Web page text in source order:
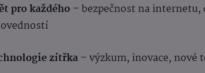
pro každého– bezpečnost na
zítřka– výzkum, inovace, nové